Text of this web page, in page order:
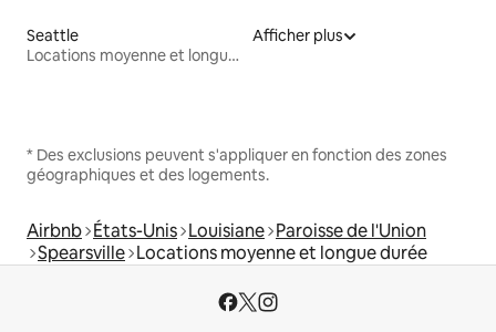
Seattle
Locations moyenne et longue durée
Afficher plus
* Des exclusions peuvent s'appliquer en fonction des zones
géographiques et des logements.
Airbnb États-Unis Louisiane Paroisse de l'Union
Spearsville Locations moyenne et longue durée